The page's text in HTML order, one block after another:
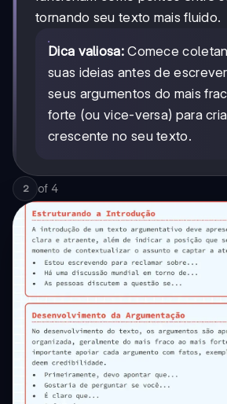
tornando seu texto mais fluido.
Dica valiosa:Comece
suas ideias antes de
seus argumentos do mais
forte (ou vice-versa) para
crescente no seu texto.
2 of 4